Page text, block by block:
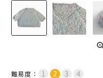
難易度：